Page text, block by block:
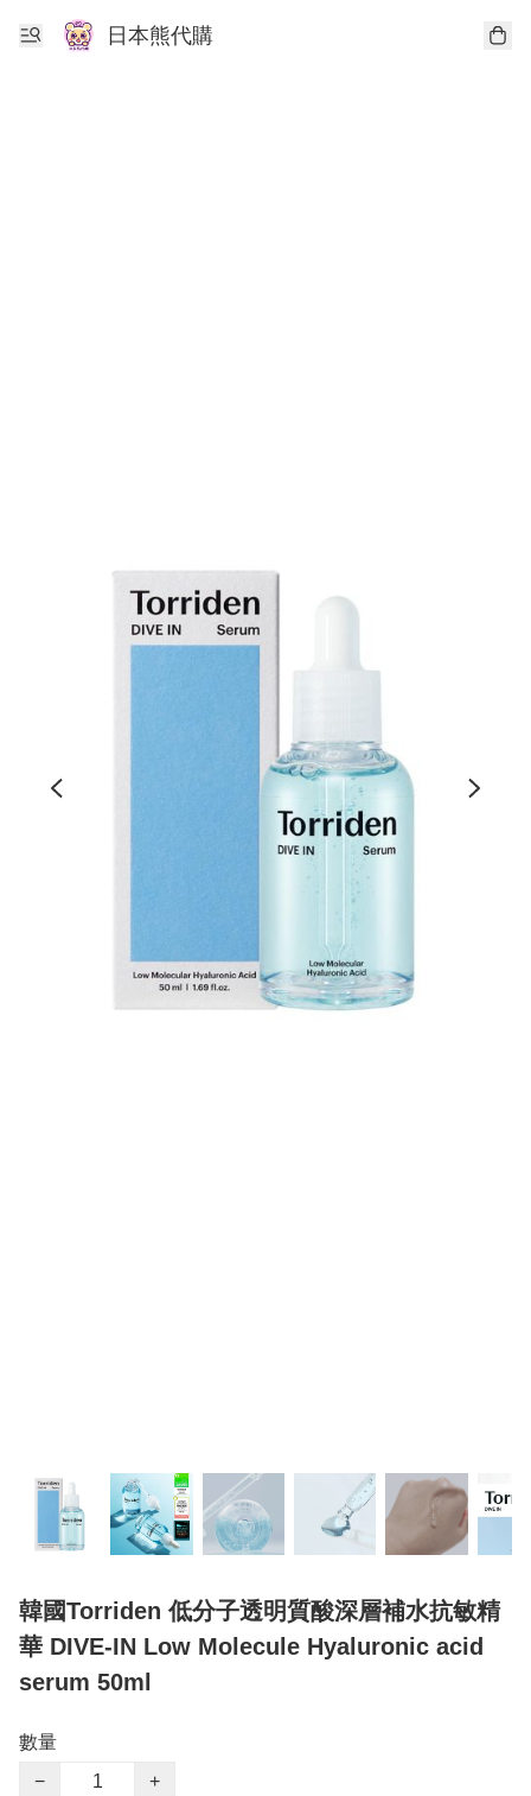
日本熊代購
韓國Torriden 低分子透明質酸深層補水抗敏精
華 DIVE-IN Low Molecule Hyaluronic acid
serum 50ml
數量
−
+